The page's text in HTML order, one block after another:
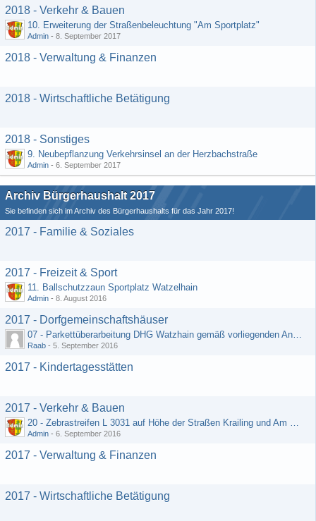
2018 - Verkehr & Bauen
10. Erweiterung der Straßenbeleuchtung "Am Sportplatz"
Admin - 8. September 2017
2018 - Verwaltung & Finanzen
2018 - Wirtschaftliche Betätigung
2018 - Sonstiges
9. Neubepflanzung Verkehrsinsel an der Herzbachstraße
Admin - 6. September 2017
Archiv Bürgerhaushalt 2017
Sie befinden sich im Archiv des Bürgerhaushalts für das Jahr 2017!
2017 - Familie & Soziales
2017 - Freizeit & Sport
11. Ballschutzzaun Sportplatz Watzelhain
Admin - 8. August 2016
2017 - Dorfgemeinschaftshäuser
07 - Parkettüberarbeitung DHG Watzhain gemäß vorliegenden Angebot
Raab - 5. September 2016
2017 - Kindertagesstätten
2017 - Verkehr & Bauen
20 - Zebrastreifen L 3031 auf Höhe der Straßen Krailing und Am Heiligenborn
Admin - 6. September 2016
2017 - Verwaltung & Finanzen
2017 - Wirtschaftliche Betätigung